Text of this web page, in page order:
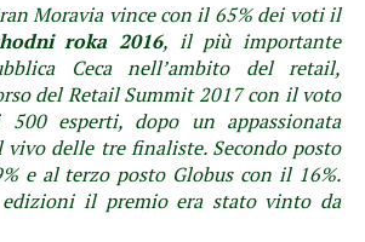
Moravia vince con il 65% dei voti il
roka 2016, il più importante
Ceca nell’ambito del retail,
del Retail Summit 2017 con il voto
esperti, dopo un appassionata
vivo delle tre finaliste. Secondo posto
e al terzo posto Globus con il 16%.
il premio era stato vinto da